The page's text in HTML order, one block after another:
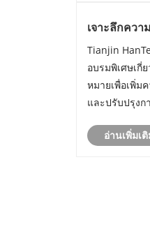
เจาะลึกคว
Tianjin
Ltd. จัดการ
ผลิตภัณฑ์สำ
Tianjin
อบรมพิเศษเกี่
หมายเพื่อเพิ่ม
และปรับปรุงก
อ่านเพิ่มเ